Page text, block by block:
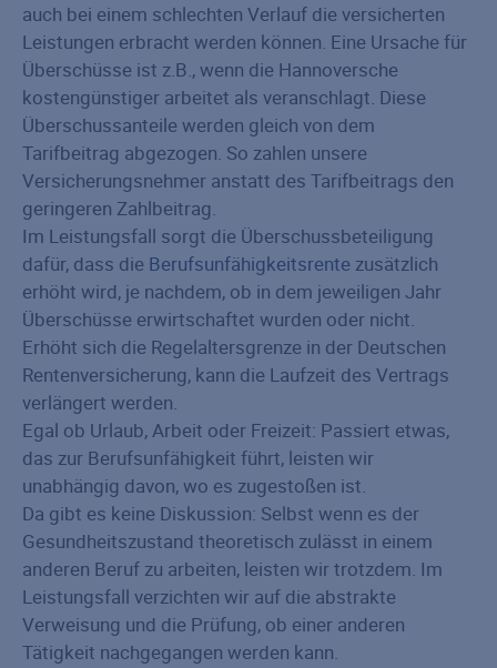
auch bei einem schlechten Verlauf die versicherten
Leistungen erbracht werden können. Eine Ursache für
Überschüsse ist z.B., wenn die Hannoversche
kostengünstiger arbeitet als veranschlagt. Diese
Überschussanteile werden gleich von dem
Tarifbeitrag abgezogen. So zahlen unsere
Versicherungs­nehmer anstatt des Tarifbeitrags den
geringeren Zahlbeitrag.
Im Leistungsfall sorgt die Überschussbeteiligung
dafür, dass die Berufsunfähigkeitsrente zusätzlich
erhöht wird, je nachdem, ob in dem jeweiligen Jahr
Überschüsse erwirtschaftet wurden oder nicht.
Erhöht sich die Regelaltersgrenze in der Deutschen
Rentenversicherung, kann die Laufzeit des Vertrags
verlängert werden.
Egal ob Urlaub, Arbeit oder Freizeit: Passiert etwas,
das zur Berufsunfähigkeit führt, leisten wir
unabhängig davon, wo es zugestoßen ist.
Da gibt es keine Diskussion: Selbst wenn es der
Gesundheitszustand theoretisch zulässt in einem
anderen Beruf zu arbeiten, leisten wir trotzdem. Im
Leistungsfall verzichten wir auf die abstrakte
Verweisung und die Prüfung, ob einer anderen
Tätigkeit nachgegangen werden kann.